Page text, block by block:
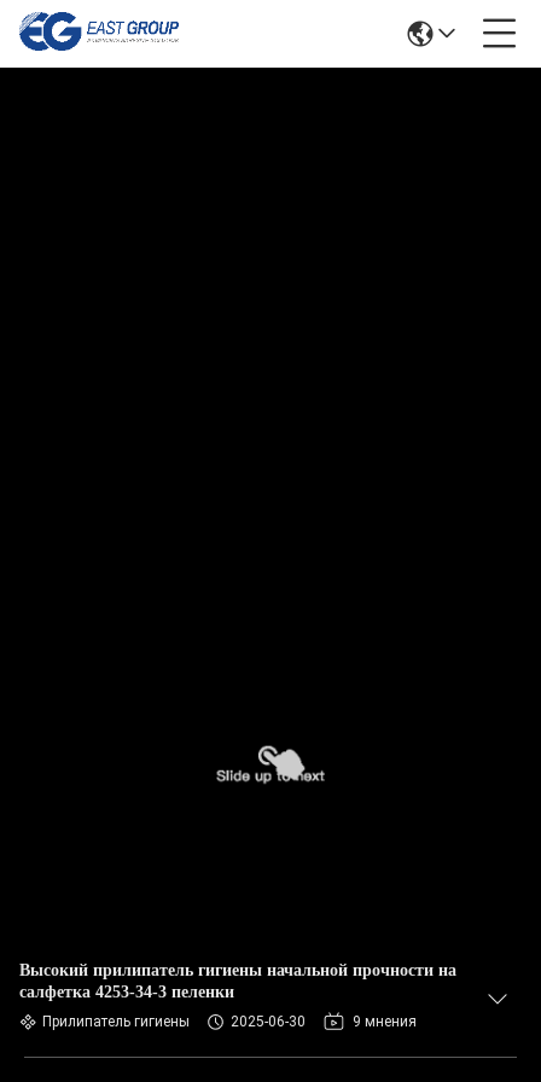
Высокий прилипатель гигиены начальной прочности на
салфетка 4253-34-3 пеленки
Прилипатель гигиены 2025-06-30 9 мнения